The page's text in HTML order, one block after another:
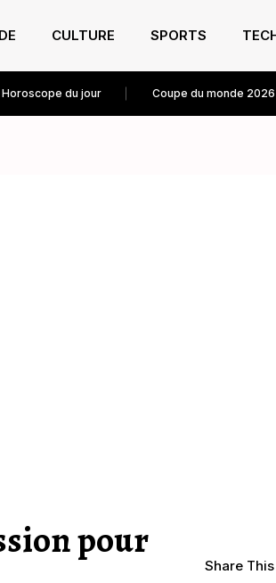
CULTURE SPORTS
Horoscope du jour Coupe du monde 2026
pour
Share